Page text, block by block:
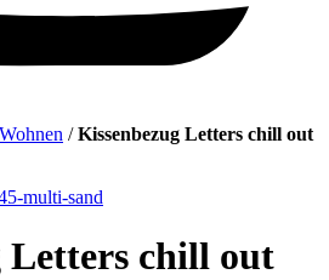
/Kissenbezug Letters chill out
Letters chill out